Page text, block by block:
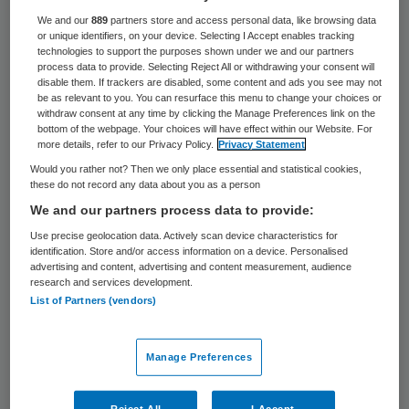
Een Amerikaanse proef die mogelijk leidt tot
een vaccin tegen ebola verloopt tot
dusverre goed. Sinds 2 september zijn 10
vrijwilligers met een stof van de firma
GlaxoSmithKline ingeënt, zei een van de
betrokken medici, Anthony Fauci, deze
week in Washington tegen een
senaatscommissie. In de komende dagen
krijgen nog 10 vrijwilligers de stof
toegediend.
heeft dinsdag gezegd dat de VS een reeks
behandel- en opleidingscentra gaat bouwen
in West-Afrika.
We and our889 partners store and access personal data, like browsing data
or unique identifiers, on your device. Selecting I Accept enables tracking
technologies to support the purposes shown under we and our partners
process data to provide. Selecting Reject All or withdrawing your consent will
disable them. If trackers are disabled, some content and ads you see may not
be as relevant to you. You can resurface this menu to change your choices or
withdraw consent at any time by clicking the Manage Preferences link on the
bottom of the webpage. Your choices will have effect within our Website. For
more details, refer to our Privacy Policy.
Privacy Statement
Would you rather not? Then we only place essential and statistical cookies,
these do not record any data about you as a person
We and our partners process data to provide:
Use precise geolocation data. Actively scan device characteristics for
identification. Store and/or access information on a device. Personalised
advertising and content, advertising and content measurement, audience
research and services development.
List of Partners (vendors)
Manage Preferences